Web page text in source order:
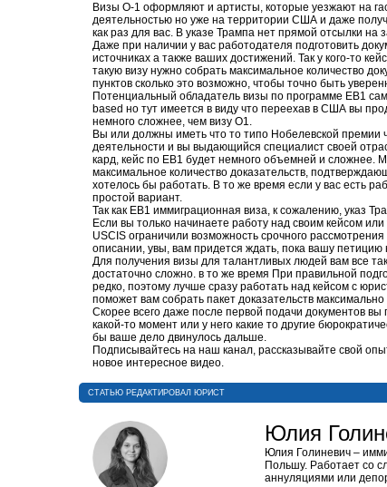
Визы О-1 оформляют и артисты, которые уезжают на
деятельностью но уже на территории США и даже
как раз для вас. В указе Трампа нет прямой отсылки на
Даже при наличии у вас работодателя подготовить
источниках а также ваших достижений. Так у кого-то
такую визу нужно собрать максимальное количество
пунктов сколько это возможно, чтобы точно быть
Потенциальный обладатель визы по программе EB1
based но тут имеется в виду что переехав в США вы
немного сложнее, чем визу О1.
Вы или должны иметь что то типо Нобелевской премии
деятельности и вы выдающийся специалист своей
кард, кейс по EB1 будет немного объемней и сложнее.
максимальное количество доказательств,
хотелось бы работать. В то же время если у вас есть
простой вариант.
Так как EB1 иммиграционная виза, к сожалению, указ
Если вы только начинаете работу над своим кейсом
USCIS ограничили возможность срочного
описании, увы, вам придется ждать, пока вашу петицию
Для получения визы для талантливых людей вам все
достаточно сложно. в то же время При правильной
редко, поэтому лучше сразу работать над кейсом с
поможет вам собрать пакет доказательств
Скорее всего даже после первой подачи документов
какой-то момент или у него какие то другие
бы ваше дело двинулось дальше.
Подписывайтесь на наш канал, рассказывайте свой
новое интересное видео.
CТАТЬЮ РЕДАКТИРОВАЛ ЮРИСТ
Юлия
Юлия Голиневич​ –
Польшу. Работает со
аннуляциями или